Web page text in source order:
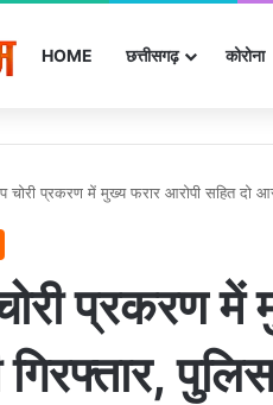
HOME छत्तीसगढ़ कोरोना
चोरी प्रकरण में मुख्य फरार आरोपी सहित दो
प्रकरण में
गिरफ्तार,